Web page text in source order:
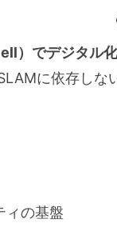
）でデジタル
に依存しな
ィの基盤